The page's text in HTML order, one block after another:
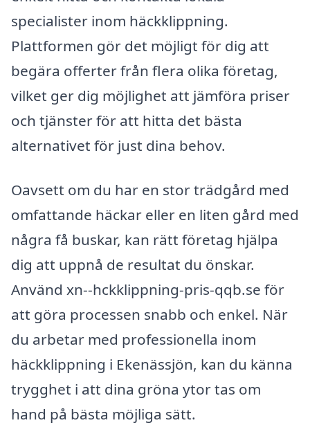
specialister inom häckklippning.
Plattformen gör det möjligt för dig att
begära offerter från flera olika företag,
vilket ger dig möjlighet att jämföra priser
och tjänster för att hitta det bästa
alternativet för just dina behov.
Oavsett om du har en stor trädgård med
omfattande häckar eller en liten gård med
några få buskar, kan rätt företag hjälpa
dig att uppnå de resultat du önskar.
Använd xn--hckklippning-pris-qqb.se för
att göra processen snabb och enkel. När
du arbetar med professionella inom
häckklippning i Ekenässjön, kan du känna
trygghet i att dina gröna ytor tas om
hand på bästa möjliga sätt.